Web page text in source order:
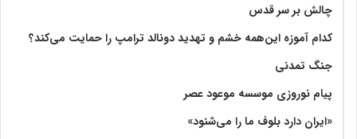
چالش بر سر قدس
کدام آموزه این‌همه خشم و تهدید دونالد ترامپ را حمایت می‌کند؟
جنگ تمدنی
پیام نوروزی موسسه موعود عصر
«ایران دارد بلوف ما را می‌شنود»